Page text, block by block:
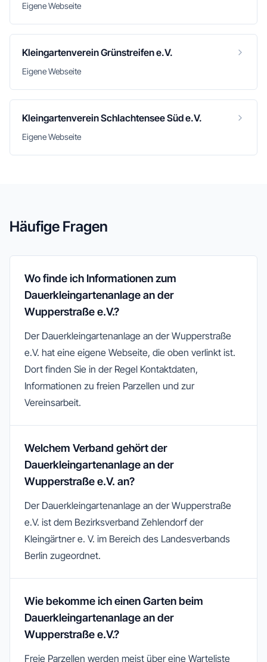
Eigene Webseite
Kleingartenverein Grünstreifen e.V.
Eigene Webseite
Kleingartenverein Schlachtensee Süd e.V.
Eigene Webseite
Häufige Fragen
Wo finde ich Informationen zum
Dauerkleingartenanlage an der
Wupperstraße e.V.?
Der Dauerkleingartenanlage an der Wupperstraße
e.V. hat eine eigene Webseite, die oben verlinkt ist.
Dort finden Sie in der Regel Kontaktdaten,
Informationen zu freien Parzellen und zur
Vereinsarbeit.
Welchem Verband gehört der
Dauerkleingartenanlage an der
Wupperstraße e.V. an?
Der Dauerkleingartenanlage an der Wupperstraße
e.V. ist dem Bezirksverband Zehlendorf der
Kleingärtner e. V. im Bereich des Landesverbands
Berlin zugeordnet.
Wie bekomme ich einen Garten beim
Dauerkleingartenanlage an der
Wupperstraße e.V.?
Freie Parzellen werden meist über eine Warteliste